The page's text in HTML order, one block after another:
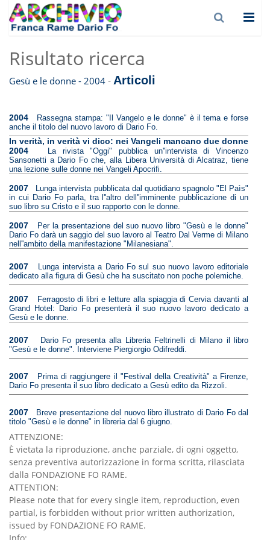
Risultato ricerca
Gesù e le donne - 2004 - Articoli
2004
Rassegna stampa: "Il Vangelo e le donne" è il tema e forse
anche il titolo del nuovo lavoro di Dario Fo.
In verità, in verità vi dico: nei Vangeli mancano due donne
2004
La rivista "Oggi" pubblica un''intervista di Vincenzo
Sansonetti a Dario Fo che, alla Libera Università di Alcatraz, tiene
una lezione sulle donne nei Vangeli Apocrifi.
2007
Lunga intervista pubblicata dal quotidiano spagnolo "El Paìs"
in cui Dario Fo parla, tra l''altro dell''imminente pubblicazione di un
suo libro su Cristo e il suo rapporto con le donne.
2007
Per la presentazione del suo nuovo libro "Gesù e le donne"
Dario Fo darà un saggio del suo lavoro al Teatro Dal Verme di Milano
nell''ambito della manifestazione "Milanesiana".
2007
Lunga intervista a Dario Fo sul suo nuovo lavoro editoriale
dedicato alla figura di Gesù che ha suscitato non poche polemiche.
2007
Ferragosto di libri e letture alla spiaggia di Cervia davanti al
Grand Hotel: Dario Fo presenterà il suo nuovo lavoro dedicato a
Gesù e le donne.
2007
Dario Fo presenta alla Libreria Feltrinelli di Milano il libro
"Gesù e le donne". Interviene Piergiorgio Odifreddi.
2007
Prima di raggiungere il "Festival della Creatività" a Firenze,
Dario Fo presenta il suo libro dedicato a Gesù edito da Rizzoli.
2007
Breve presentazione del nuovo libro illustrato di Dario Fo dal
titolo "Gesù e le donne" in libreria dal 6 giugno.
ATTENZIONE:
È vietata la riproduzione, anche parziale, di ogni oggetto,
senza preventiva autorizzazione in forma scritta, rilasciata
dalla FONDAZIONE FO RAME.
ATTENTION:
Please note that for every single item, reproduction, even
partial, is forbidden without prior written authorization,
issued by FONDAZIONE FO RAME.